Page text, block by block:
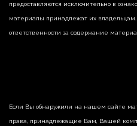
предоставляются исключительно в
материалы принадлежат их
ответственности за содержание
Если Вы обнаружили на нашем сайте
права, принадлежащие Вам, Вашей